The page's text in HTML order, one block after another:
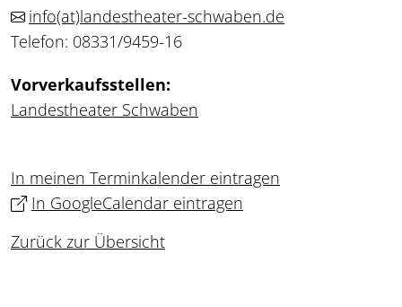
info(at)landestheater-schwaben.de
Telefon: 08331/9459-16
Vorverkaufsstellen:
Landestheater Schwaben
In meinen Terminkalender eintragen
In GoogleCalendar eintragen
Zurück zur Übersicht